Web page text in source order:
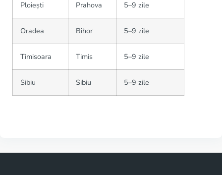
Ploiești Prahova 5–9 zile
Oradea Bihor 5–9 zile
Timisoara Timis 5–9 zile
Sibiu Sibiu 5–9 zile